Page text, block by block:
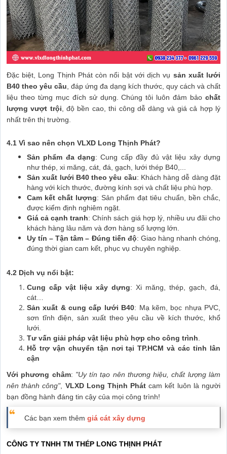
Đặc biệt, Long Thịnh Phát còn nổi bật với dịch vụ sản xuất lưới
B40 theo yêu cầu , đáp ứng đa dạng kích thước, quy cách và chất
liệu theo từng mục đích sử dụng. Chúng tôi luôn đảm bảo chất
lượng vượt trội , độ bền cao, thi công dễ dàng và giá cả hợp lý
nhất trên thị trường.
4.1 Vì sao nên chọn VLXD Long Thịnh Phát?
Sản phẩm đa dạng: Cung cấp đầy đủ vật liệu xây dựng
như thép, xi măng, cát, đá, gạch, lưới thép B40,...
Sản xuất lưới B40 theo yêu cầu: Khách hàng dễ dàng đặt
hàng với kích thước, đường kính sợi và chất liệu phù hợp.
Cam kết chất lượng: Sản phẩm đạt tiêu chuẩn, bền chắc,
được kiểm định nghiêm ngặt.
Giá cả cạnh tranh: Chính sách giá hợp lý, nhiều ưu đãi cho
khách hàng lâu năm và đơn hàng số lượng lớn.
Uy tín – Tận tâm – Đúng tiến độ: Giao hàng nhanh chóng,
đúng thời gian cam kết, phục vụ chuyên nghiệp.
4.2 Dịch vụ nổi bật:
Cung cấp vật liệu xây dựng: Xi măng, thép, gạch, đá,
cát…
Sản xuất & cung cấp lưới B40: Mạ kẽm, bọc nhựa PVC,
sơn tĩnh điện, sản xuất theo yêu cầu về kích thước, khổ
lưới.
Tư vấn giải pháp vật liệu phù hợp cho công trình
Hỗ trợ vận chuyển tận nơi tại TP.HCM và các tỉnh lân
cận
Với phương châm: "Uy tín tạo nên thương hiệu, chất lượng làm
nên thành công", VLXD Long Thịnh Phát cam kết luôn là người
bạn đồng hành đáng tin cậy của mọi công trình!
Các bạn xem thêm giá cát xây dựng
CÔNG TY TNHH TM THÉP LONG THỊNH PHÁT